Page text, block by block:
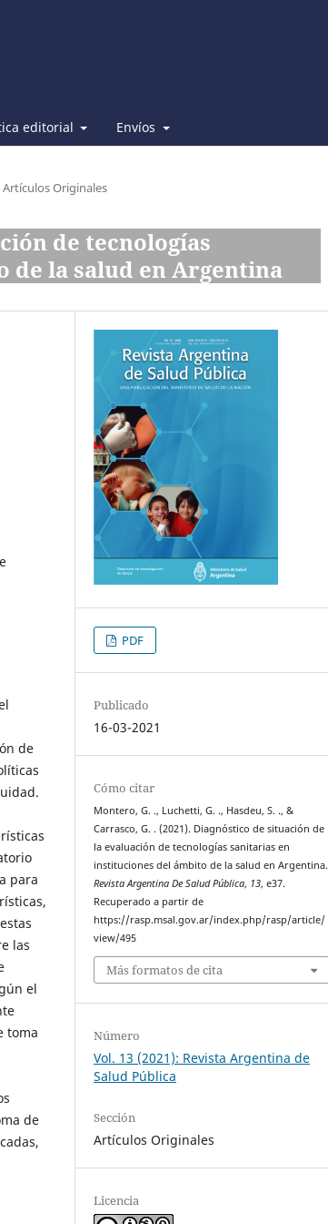
editorial Envíos
Artículos Originales
de tecnologías
de la salud en Argentina
de
para
las
el
toma
de
PDF
Publicado
16-03-2021
Cómo citar
Montero, G. ., Luchetti, G. ., Hasdeu, S. ., &
Carrasco, G. . (2021). Diagnóstico de situación de
la evaluación de tecnologías sanitarias en
instituciones del ámbito de la salud en Argentina.
Revista Argentina De Salud Pública, 13, e37.
Recuperado a partir de
https://rasp.msal.gov.ar/index.php/rasp/article/
view/495
Más formatos de cita
Número
Vol. 13 (2021): Revista Argentina de
Salud Pública
Sección
Artículos Originales
Licencia